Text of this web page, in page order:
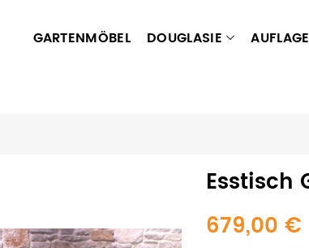
GARTENMÖBEL DOUGLASIE
Esstisch
679,00 €